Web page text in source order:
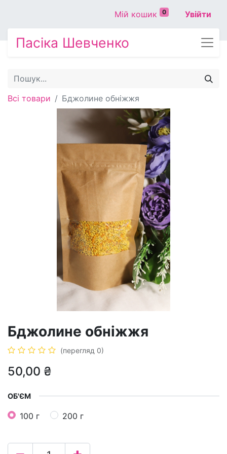
Мій кошик 0 Увійти
Пасіка Шевченко
Всі товари Бджолине обніжжя
Бджолине обніжжя
(перегляд 0)
50,00 ₴
ОБ'ЄМ
100 г 200 г